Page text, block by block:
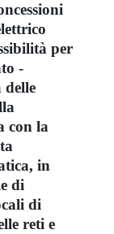
per
-
delle
con la
in
di
di
reti e